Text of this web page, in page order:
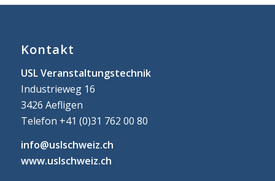
Kontakt
USL Veranstaltungstechnik
Industrieweg 16
3426 Aefligen
Telefon +41 (0)31 762 00 80
info@uslschweiz.ch
www.uslschweiz.ch